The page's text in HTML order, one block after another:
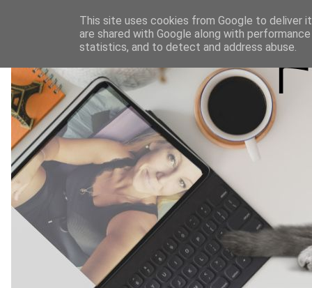
This site uses cookies from Google to deliver
are shared with Google along with
statistics, and to detect and address abuse.